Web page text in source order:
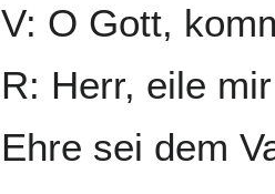
V: O Gott,
R: Herr, eile
Ehre sei dem